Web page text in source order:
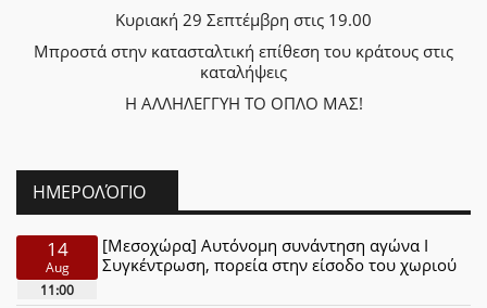
Κυριακή 29 Σεπτέμβρη στις 19.00
Μπροστά στην κατασταλτική επίθεση του κράτους στις
καταλήψεις
Η ΑΛΛΗΛΕΓΓΥΗ ΤΟ ΟΠΛΟ ΜΑΣ!
ΗΜΕΡΟΛΌΓΙΟ
14
Aug
11:00
[Μεσοχώρα] Αυτόνομη συνάντηση αγώνα Ι
Συγκέντρωση, πορεία στην είσοδο του χωριού